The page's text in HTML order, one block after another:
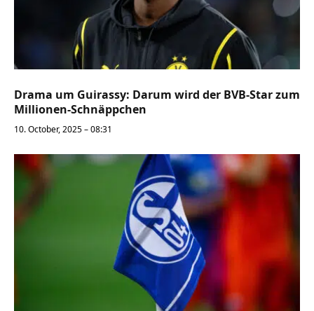
Drama um Guirassy: Darum wird der BVB-Star zum
Millionen-Schnäppchen
10. October, 2025 – 08:31